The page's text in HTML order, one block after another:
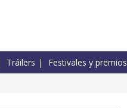
Tráilers Festivales y premios